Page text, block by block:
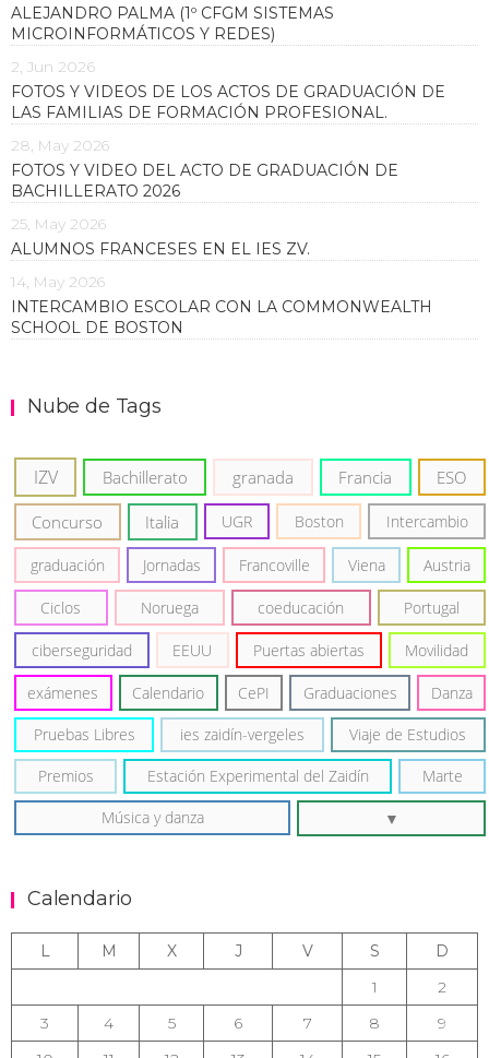
ALEJANDRO PALMA (1º CFGM SISTEMAS
MICROINFORMÁTICOS Y REDES)
2, Jun 2026
FOTOS Y VIDEOS DE LOS ACTOS DE GRADUACIÓN DE
LAS FAMILIAS DE FORMACIÓN PROFESIONAL.
28, May 2026
FOTOS Y VIDEO DEL ACTO DE GRADUACIÓN DE
BACHILLERATO 2026
25, May 2026
ALUMNOS FRANCESES EN EL IES ZV.
14, May 2026
INTERCAMBIO ESCOLAR CON LA COMMONWEALTH
SCHOOL DE BOSTON
Nube de Tags
IZV Bachillerato granada Francia ESO
Concurso Italia UGR Boston Intercambio
graduación Jornadas Francoville Viena Austria
Ciclos Noruega coeducación Portugal
ciberseguridad EEUU Puertas abiertas Movilidad
exámenes Calendario CePI Graduaciones Danza
Pruebas Libres ies zaidín-vergeles Viaje de Estudios
Premios Estación Experimental del Zaidín Marte
Música y danza
Calendario
L M X J V S
D
1
2
3
4 5 6 7 8
9